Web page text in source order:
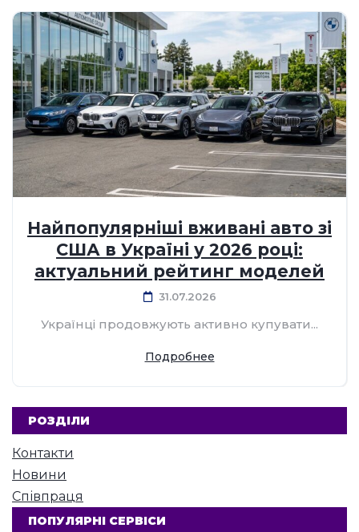
Найпопулярніші вживані авто зі
США в Україні у 2026 році:
актуальний рейтинг моделей
31.07.2026
Українці продовжують активно купувати...
Подробнее
РОЗДІЛИ
Контакти
Новини
Співпраця
ПОПУЛЯРНІ СЕРВІСИ